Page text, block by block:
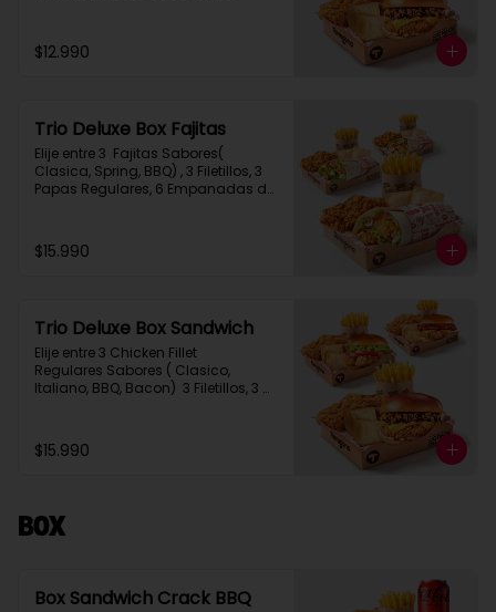
$12.990
Trio Deluxe Box Fajitas
Elije entre 3  Fajitas Sabores(
Clasica, Spring, BBQ) , 3 Filetillos, 3
Papas Regulares, 6 Empanadas de
$15.990
Trio Deluxe Box Sandwich
Elije entre 3 Chicken Fillet
Regulares Sabores ( Clasico,
Italiano, BBQ, Bacon)  3 Filetillos, 3
$15.990
Box
Box Sandwich Crack BBQ